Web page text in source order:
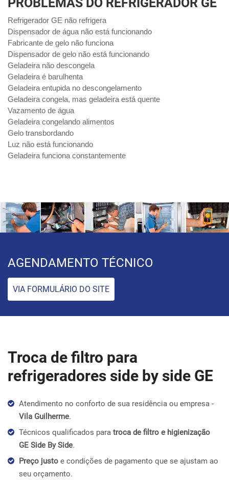
PROBLEMAS DO REFRIGERADOR GE
Refrigerador GE não refrigera
Dispensador de água não está funcionando
Fabricante de gelo não funciona
Dispensador de gelo não está funcionando
Geladeira não descongela
Geladeira é barulhenta
Geladeira entupida no descongelamento
Geladeira congela, mas geladeira está quente
Vazamento de água
Geladeira congelando alimentos
Gelo transbordando
Luz não está funcionando
Geladeira funciona constantemente
AGENDAMENTO TÉCNICO
VIA FORMULÁRIO DO SITE
Troca de filtro para
refrigeradores side by side GE
Atendimento no conforto de sua residência ou empresa -
Vila Guilherme.
Técnicos qualificados para troca de filtro e higienização
GE Side By Side.
Preço justo e condições de pagamento que se ajustam ao
seu orçamento.